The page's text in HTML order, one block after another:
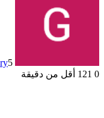
5 يناير، 2025
0
أقل من دقيقة